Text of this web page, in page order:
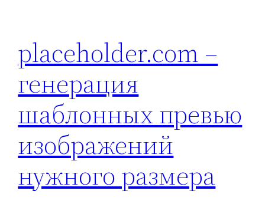
placeholder.com –
генерация
шаблонных превью
изображений
нужного размера